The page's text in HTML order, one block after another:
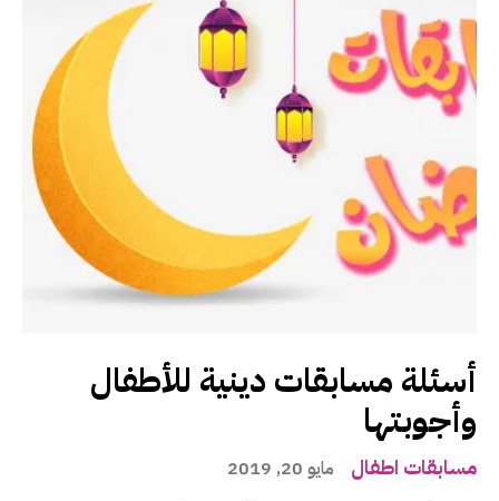
أسئلة مسابقات دينية للأطفال
وأجوبتها
مسابقات اطفال مايو 20, 2019